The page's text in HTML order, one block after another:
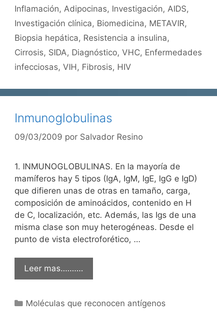
Inflamación, Adipocinas, Investigación, AIDS,
Investigación clínica, Biomedicina, METAVIR,
Biopsia hepática, Resistencia a insulina,
Cirrosis, SIDA, Diagnóstico, VHC, Enfermedades
infecciosas, VIH, Fibrosis, HIV
Inmunoglobulinas
09/03/2009 por Salvador Resino
1. INMUNOGLOBULINAS. En la mayoría de
mamíferos hay 5 tipos (IgA, IgM, IgE, IgG e IgD)
que difieren unas de otras en tamaño, carga,
composición de aminoácidos, contenido en H
de C, localización, etc. Además, las Igs de una
misma clase son muy heterogéneas. Desde el
punto de vista electroforético, …
Leer mas……….
Categorías
Moléculas que reconocen antígenos